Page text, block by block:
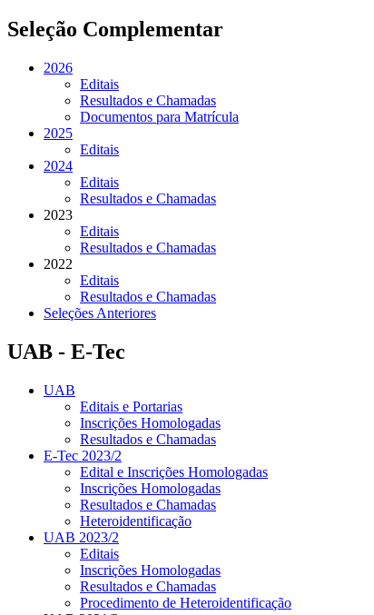
Seleção Complementar
2026
Editais
Resultados e Chamadas
Documentos para Matrícula
2025
Editais
2024
Editais
Resultados e Chamadas
2023
Editais
Resultados e Chamadas
2022
Editais
Resultados e Chamadas
Seleções Anteriores
UAB - E-Tec
UAB
Editais e Portarias
Inscrições Homologadas
Resultados e Chamadas
E-Tec 2023/2
Edital e Inscrições Homologadas
Inscrições Homologadas
Resultados e Chamadas
Heteroidentificação
UAB 2023/2
Editais
Inscrições Homologadas
Resultados e Chamadas
Procedimento de Heteroidentificação